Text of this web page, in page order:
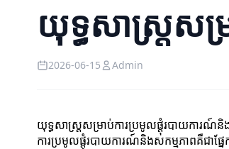
យុទ្ធសាស្ត្រស
2026-06-15 Admin
យុទ្ធសាស្ត្រសម្រាប់ការប្រមូលផ្តុំរបាយការណ៍និ
ការប្រមូលផ្តុំរបាយការណ៍និងសកម្មភាពគឺជាផ្